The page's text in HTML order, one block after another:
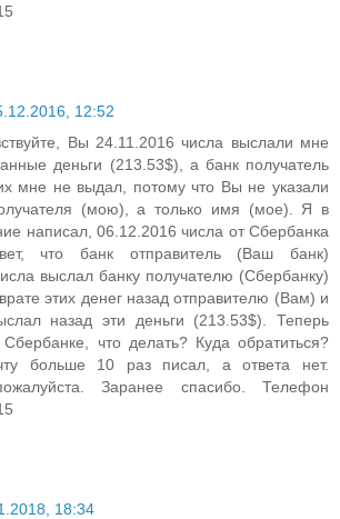
12:52
Вы 24.11.2016 числа выслали мне
деньги (213.53$), а банк получатель
мне не выдал, потому что Вы не указали
(мою), а только имя (мое). Я в
написал, 06.12.2016 числа от Сбербанка
что банк отправитель (Ваш банк)
выслал банку получателю (Сбербанку)
этих денег назад отправителю (Вам) и
назад эти деньги (213.53$). Теперь
что делать? Куда обратиться?
больше 10 раз писал, а ответа нет.
Заранее спасибо. Телефон
18:34